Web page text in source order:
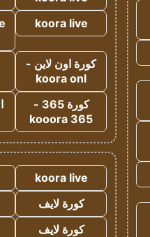
koora live
كورة اون لاين -
koora onl
كورة 365 -
kooora 365
koora live
كورة لايف
كورة لايف